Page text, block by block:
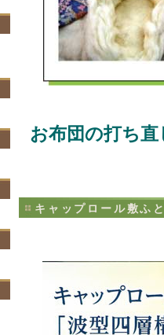
お布団の打ち
キャップロール敷